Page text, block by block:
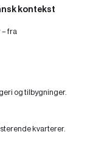
kontekst
fra
og tilbygninger.
kvarterer.